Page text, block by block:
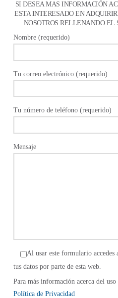
SI DESEA MAS INFORMACIÓN
ESTA INTERESADO EN
NOSOTROS RELLENANDO
Nombre (requerido)
Tu correo electrónico (requerido)
Tu número de teléfono (requerido)
Mensaje
Al usar este formulario accedes
tus datos por parte de esta web.
Para más información acerca del uso
Política de Privacidad